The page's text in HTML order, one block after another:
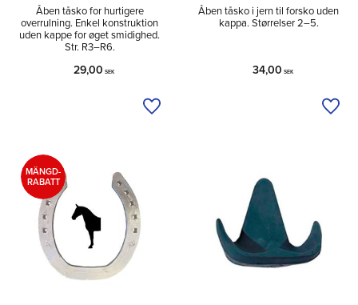
Åben tåsko for hurtigere
overrulning. Enkel konstruktion
uden kappe for øget smidighed.
Str. R3–R6.
29,00 SEK
Tilføj til ønskeliste
Åben tåsko i jern til forsko uden
kappa. Størrelser 2–5.
34,00 SEK
MÄNGD-
RABATT